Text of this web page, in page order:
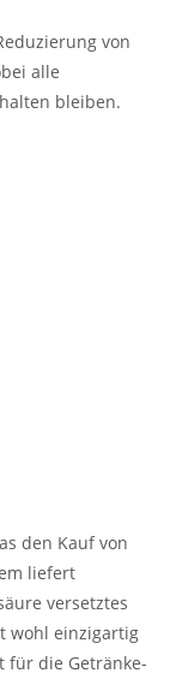
von
alle
bleiben.
den Kauf von
liefert
versetztes
wohl einzigartig
für die Getränke­